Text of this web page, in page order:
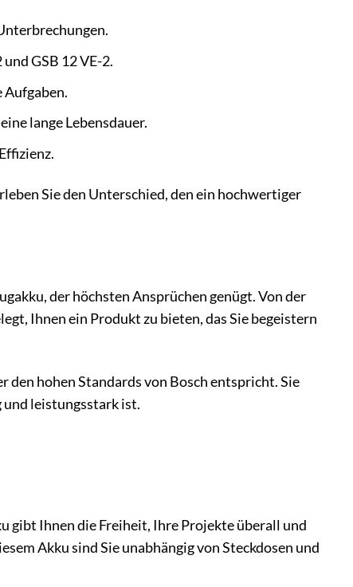
GSB 12 VE-2.
Aufgaben.
lange Lebensdauer.
Sie den Unterschied, den ein hochwertiger
der höchsten Ansprüchen genügt. Von der
Ihnen ein Produkt zu bieten, das Sie begeistern
hohen Standards von Bosch entspricht. Sie
und leistungsstark ist.
gibt Ihnen die Freiheit, Ihre Projekte überall und
Akku sind Sie unabhängig von Steckdosen und